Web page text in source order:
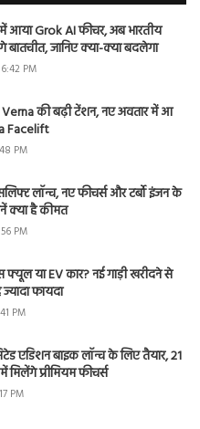
आया Grok AI फीचर, अब भारतीय
जानिए क्या-क्या बदलेगा
PM
की बढ़ी टेंशन, नए अवतार में आ
Facelift
PM
लॉन्च, नए फीचर्स और टर्बो इंजन के
क्या है कीमत
PM
फ्यूल या EV कार? नई गाड़ी खरीदने से
फायदा
PM
एडिशन बाइक लॉन्च के लिए तैयार, 21
प्रीमियम फीचर्स
PM